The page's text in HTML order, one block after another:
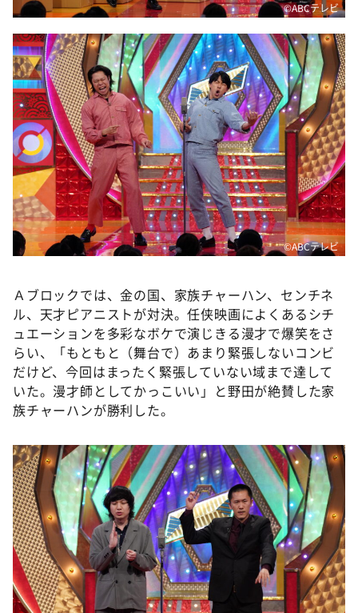
©️ABCテレビ
©️ABCテレビ
Ａブロックでは、金の国、家族チャーハン、センチネ
ル、天才ピアニストが対決。任侠映画によくあるシチ
ュエーションを多彩なボケで演じきる漫才で爆笑をさ
らい、「もともと（舞台で）あまり緊張しないコンビ
だけど、今回はまったく緊張していない域まで達して
いた。漫才師としてかっこいい」と野田が絶賛した家
族チャーハンが勝利した。